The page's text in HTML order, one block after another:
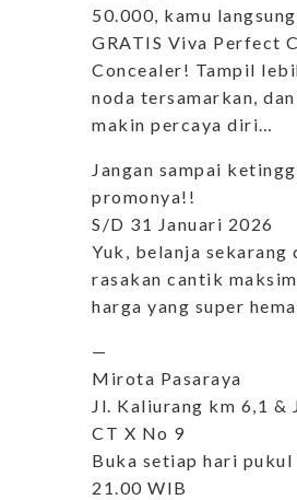
50.000, kamu
GRATIS Viva Perfect
Concealer! Tampil
noda tersamarkan,
makin percaya diri…
Jangan sampai
promonya!!
S/D 31 Januari 2026
Yuk, belanja sekarang
rasakan cantik
harga yang super
—
Mirota Pasaraya
Jl. Kaliurang km 6,1 &
CT X No 9
Buka setiap hari pukul
21.00 WIB